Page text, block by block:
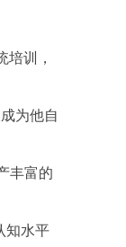
训，
为他自
丰富的
知水平